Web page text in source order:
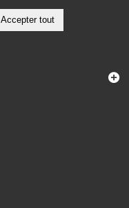
Accepter tout